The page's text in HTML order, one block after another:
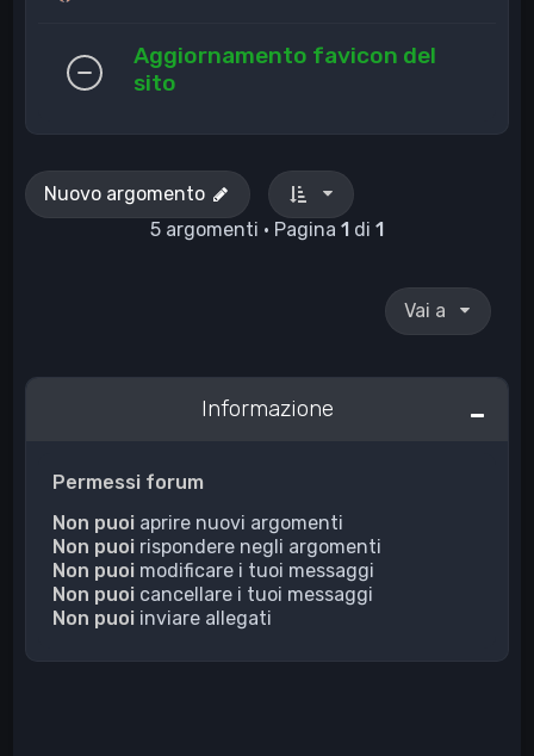
Aggiornamento favicon del
sito
Nuovo argomento
5 argomenti • Pagina 1 di 1
Vai a
Informazione
Permessi forum
Non puoi aprire nuovi argomenti
Non puoi rispondere negli argomenti
Non puoi modificare i tuoi messaggi
Non puoi cancellare i tuoi messaggi
Non puoi inviare allegati